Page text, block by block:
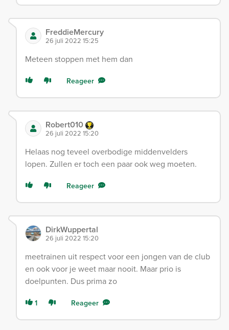
FreddieMercury
26 juli 2022 15:25
Meteen stoppen met hem dan
Reageer
Robert010
26 juli 2022 15:20
Helaas nog teveel overbodige middenvelders
lopen. Zullen er toch een paar ook weg moeten.
Reageer
DirkWuppertal
26 juli 2022 15:20
meetrainen uit respect voor een jongen van de club
en ook voor je weet maar nooit. Maar prio is
doelpunten. Dus prima zo
1 Reageer